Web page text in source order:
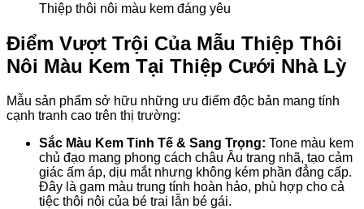
Thiệp thôi nôi màu kem đáng yêu
Điểm Vượt Trội Của Mẫu Thiệp Thôi
Nôi Màu Kem Tại Thiệp Cưới Nhà Lỳ
Mẫu sản phẩm sở hữu những ưu điểm độc bản mang tính
cạnh tranh cao trên thị trường:
Sắc Màu Kem Tinh Tế & Sang Trọng: Tone màu kem
chủ đạo mang phong cách châu Âu trang nhã, tạo cảm
giác ấm áp, dịu mắt nhưng không kém phần đẳng cấp.
Đây là gam màu trung tính hoàn hảo, phù hợp cho cả
tiệc thôi nôi của bé trai lẫn bé gái.